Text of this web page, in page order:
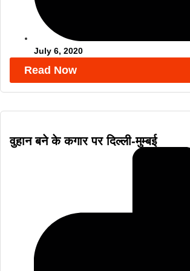
July 6, 2020
Read Now
वुहान बने के कगार पर दिल्ली-मुम्बई